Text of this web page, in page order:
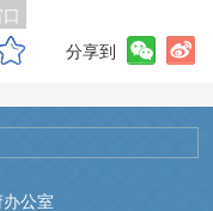
分享到
公室